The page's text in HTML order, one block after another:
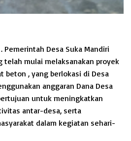
Pemerintah Desa Suka Mandiri
telah mulai melaksanakan proyek
beton , yang berlokasi di Desa
anggaran Dana Desa
untuk meningkatkan
antar-desa, serta
dalam kegiatan sehari-